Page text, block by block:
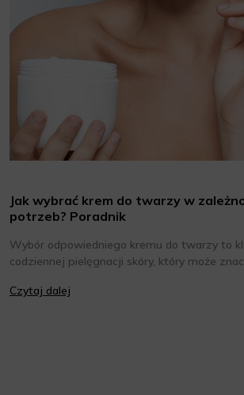
Jak wybrać krem do twarzy w
potrzeb? Poradnik
Wybór odpowiedniego kremu do twarzy to
codziennej pielęgnacji skóry, który może
kremów oraz wiedzieć, jak dopasować je do
Czytaj dalej